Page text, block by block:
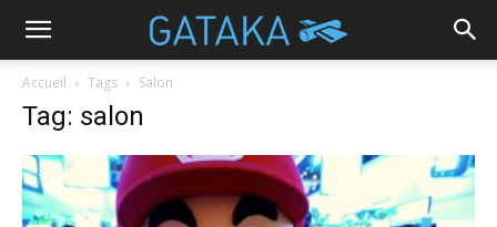
Accueil Tags Salon
Tag: salon